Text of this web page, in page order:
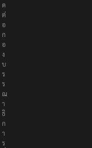
ด
ต่
อ
ก
อ
ง
บ
ร
ร
ณ
า
ธิ
ก
า
ร